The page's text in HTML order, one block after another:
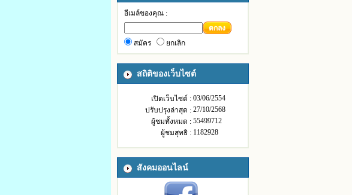
อีเมล์ของคุณ :
ตกลง
สมัคร
ยกเลิก
สถิติของเว็บไซต์
เปิดเว็บไซต์ : 03/06/2554
ปรับปรุงล่าสุด : 27/10/2568
ผู้ชมทั้งหมด : 55499712
ผู้ชมสุทธิ : 1182928
สังคมออนไลน์